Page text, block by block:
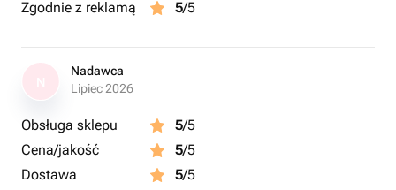
Zgodnie z reklamą 5/5
Nadawca
Lipiec 2026
Obsługa sklepu 5/5
Cena/jakość
5/5
Dostawa
5/5